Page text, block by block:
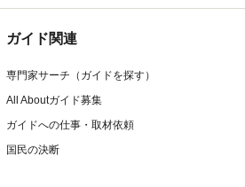
ガイド関連
専門家サーチ（ガイドを探す）
All Aboutガイド募集
ガイドへの仕事・取材依頼
国民の決断